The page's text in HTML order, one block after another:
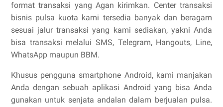
format transaksi yang Agan kirimkan. Center transaksi
bisnis pulsa kuota kami tersedia banyak dan beragam
sesuai jalur transaksi yang kami sediakan, yakni Anda
bisa transaksi melalui SMS, Telegram, Hangouts, Line,
WhatsApp maupun BBM.
Khusus pengguna smartphone Android, kami manjakan
Anda dengan sebuah aplikasi Android yang bisa Anda
gunakan untuk senjata andalan dalam berjualan pulsa.